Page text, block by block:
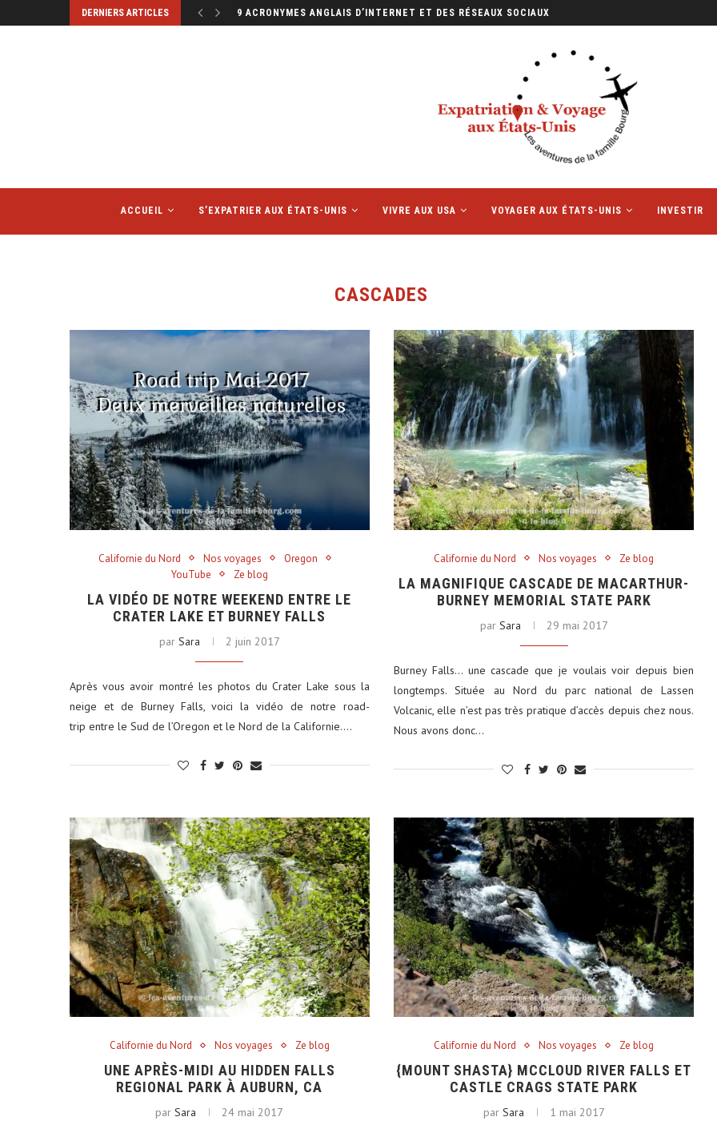
DERNIERS ARTICLES 9 ACRONYMES ANGLAIS D’INTERNET ET DES RÉSEAUX SOCIAUX
ACCUEIL S’EXPATRIER AUX ÉTATS-UNIS VIVRE AUX USA VOYAGER AUX ÉTATS-UNIS INVESTIR
CASCADES
Californie du Nord Nos voyages
Oregon
YouTube
Ze blog
LA VIDÉO DE NOTRE WEEKEND ENTRE LE
CRATER LAKE ET BURNEY FALLS
par Sara 2 juin 2017
Après vous avoir montré les photos du Crater Lake sous la
neige et de Burney Falls, voici la vidéo de notre road-
trip entre le Sud de l’Oregon et le Nord de la Californie.…
Californie du Nord Nos voyages Ze blog
LA MAGNIFIQUE CASCADE DE MACARTHUR-
BURNEY MEMORIAL STATE PARK
par Sara 29 mai 2017
Burney Falls… une cascade que je voulais voir depuis bien
longtemps. Située au Nord du parc national de Lassen
Volcanic, elle n’est pas très pratique d’accès depuis chez nous.
Nous avons donc…
Californie du Nord Nos voyages Ze blog
UNE APRÈS-MIDI AU HIDDEN FALLS
REGIONAL PARK À AUBURN, CA
parSara 24 mai 2017
Californie du Nord Nos voyages Ze blog
{MOUNT SHASTA} MCCLOUD RIVER FALLS ET
CASTLE CRAGS STATE PARK
par Sara 1 mai 2017